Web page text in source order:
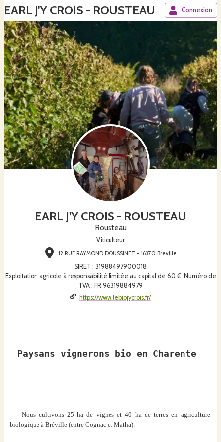
EARL J'Y CROIS - ROUSTEAU Connexion
EARL J'Y CROIS - ROUSTEAU
Rousteau
Viticulteur
12 RUE RAYMOND DOUSSINET - 16370 Breville
SIRET : 31988497900018
Exploitation agricole à responsabilité limitée au capital de 60 €. Numéro de
TVA : FR 96319884979
https://www.lebiojycrois.fr/
Paysans vignerons bio en Charente
Nous cultivons 25 ha de vignes et 40 ha de terres en agriculture
biologique à Bréville (entre Cognac et Matha).